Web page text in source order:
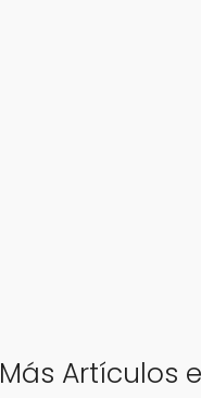
Más Artículos